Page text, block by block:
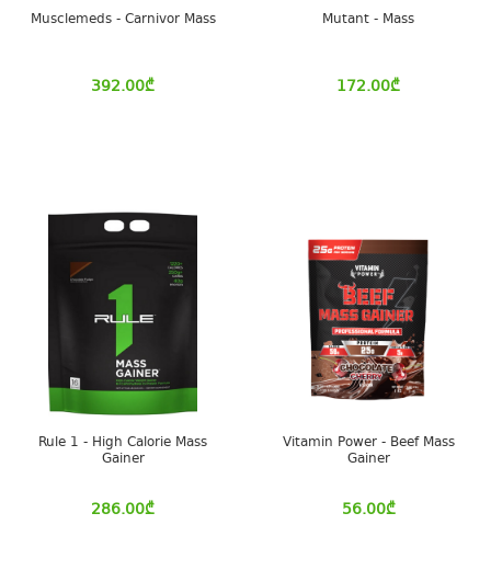
Musclemeds - Carnivor Mass
392.00₾
Mutant - Mass
172.00₾
Rule 1 - High Calorie Mass
Gainer
286.00₾
Vitamin Power - Beef Mass
Gainer
56.00₾